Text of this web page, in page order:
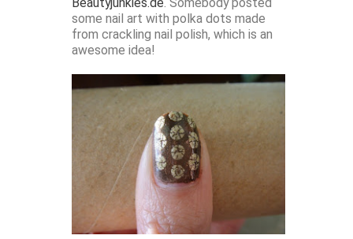
some nail art with polka dots made
from crackling nail polish, which is an
awesome idea!